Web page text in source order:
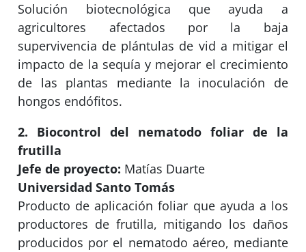
Solución biotecnológica que ayuda a
agricultores afectados por la baja
supervivencia de plántulas de vid a mitigar el
impacto de la sequía y mejorar el crecimiento
de las plantas mediante la inoculación de
hongos endófitos.
2.
Biocontrol del nematodo foliar de la
frutilla
Jefe de proyecto: Matías Duarte
Universidad Santo Tomás
Producto de aplicación foliar que ayuda a los
productores de frutilla, mitigando los daños
producidos por el nematodo aéreo, mediante